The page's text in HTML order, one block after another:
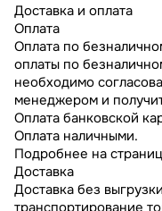
Доставка и оплата
Оплата
Оплата по
оплаты по
необходимо
менеджером и
Оплата банковской
Оплата наличными.
Подробнее на
Доставка
Доставка без